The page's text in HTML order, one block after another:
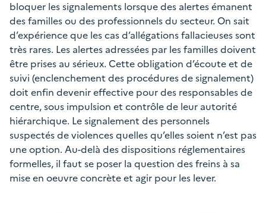
bloquer les signalements lorsque des alertes émanent
des familles ou des professionnels du secteur. On sait
d’expérience que les cas d’allégations fallacieuses sont
très rares. Les alertes adressées par les familles doivent
être prises au sérieux. Cette obligation d’écoute et de
suivi (enclenchement des procédures de signalement)
doit enfin devenir effective pour des responsables de
centre, sous impulsion et contrôle de leur autorité
hiérarchique. Le signalement des personnels
suspectés de violences quelles qu’elles soient n’est pas
une option. Au-delà des dispositions réglementaires
formelles, il faut se poser la question des freins à sa
mise en oeuvre concrète et agir pour les lever.